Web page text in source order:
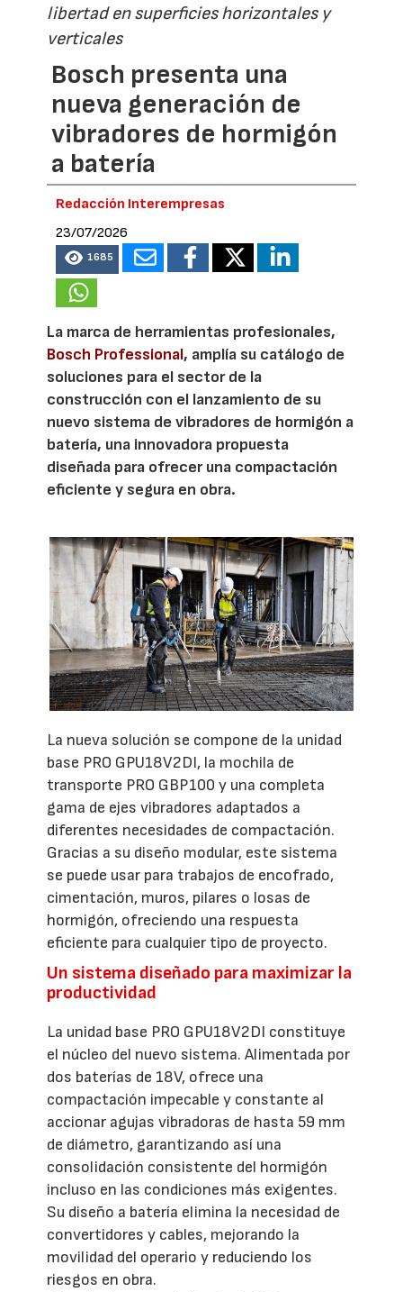
libertad en superficies horizontales y
verticales
Bosch presenta una
nueva generación de
vibradores de hormigón
a batería
Redacción Interempresas
23/07/2026
1685
La marca de herramientas profesionales,
Bosch Professional, amplía su catálogo de
soluciones para el sector de la
construcción con el lanzamiento de su
nuevo sistema de vibradores de hormigón a
batería, una innovadora propuesta
diseñada para ofrecer una compactación
eficiente y segura en obra.
La nueva solución se compone de la unidad
base PRO GPU18V2DI, la mochila de
transporte PRO GBP100 y una completa
gama de ejes vibradores adaptados a
diferentes necesidades de compactación.
Gracias a su diseño modular, este sistema
se puede usar para trabajos de encofrado,
cimentación, muros, pilares o losas de
hormigón, ofreciendo una respuesta
eficiente para cualquier tipo de proyecto.
Un sistema diseñado para maximizar la
productividad
La unidad base PRO GPU18V2DI constituye
el núcleo del nuevo sistema. Alimentada por
dos baterías de 18V, ofrece una
compactación impecable y constante al
accionar agujas vibradoras de hasta 59 mm
de diámetro, garantizando así una
consolidación consistente del hormigón
incluso en las condiciones más exigentes.
Su diseño a batería elimina la necesidad de
convertidores y cables, mejorando la
movilidad del operario y reduciendo los
riesgos en obra.